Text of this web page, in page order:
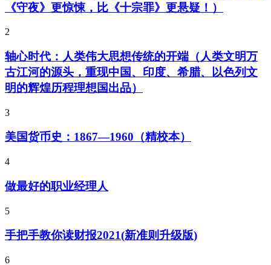
《守夜》更惊悚，比《十宗罪》更悬疑！）
2
轴心时代：人类伟大思想传统的开端（人类文明万
古江河的源头，重现中国、印度、希腊、以色列文
明的辉煌历程理想国出品）
3
美国货币史：1867—1960（精校本）
4
做最好的职业经理人
5
手把手教你读财报2021(新准则升级版)
6